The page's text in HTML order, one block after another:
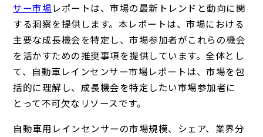
サー市場レポートは、市場の最新トレンドと動向に関
する洞察を提供します。本レポートは、市場における
主要な成長機会を特定し、市場参加者がこれらの機会
を活かすための推奨事項を提供しています。全体とし
て、自動車レインセンサー市場レポートは、市場を包
括的に理解し、成長機会を特定したい市場参加者に
とって不可欠なリソースです。
自動車用レインセンサーの市場規模、シェア、業界分